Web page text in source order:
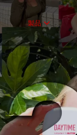
製品